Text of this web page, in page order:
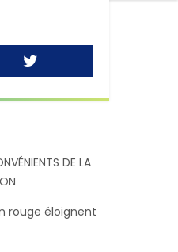
DE LA
rouge éloignent